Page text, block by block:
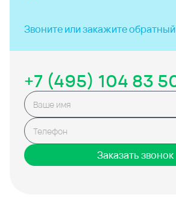
Звоните или закажите
+7 (495) 104 83
Заказать звонок